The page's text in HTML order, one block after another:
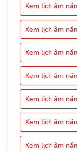
Xem lịch âm
Xem lịch âm
Xem lịch âm
Xem lịch âm
Xem lịch âm
Xem lịch âm
Xem lịch âm